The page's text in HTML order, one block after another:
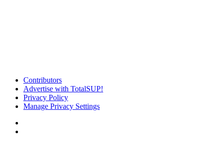
Contributors
Advertise with TotalSUP!
Privacy Policy
Manage Privacy Settings